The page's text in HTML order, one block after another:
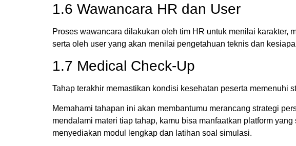
1.6 Wawancara HR dan User
Proses wawancara dilakukan oleh tim HR untuk menilai karakter,
serta oleh user yang akan menilai pengetahuan teknis dan
1.7 Medical Check-Up
Tahap terakhir memastikan kondisi kesehatan peserta memenuhi
Memahami tahapan ini akan membantumu merancang strategi
mendalami materi tiap tahap, kamu bisa manfaatkan platform
menyediakan modul lengkap dan latihan soal simulasi.